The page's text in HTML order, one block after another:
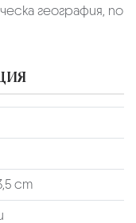
география, по
cm